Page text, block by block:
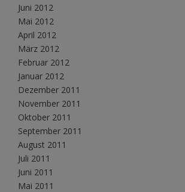
Juni 2012
Mai 2012
April 2012
März 2012
Februar 2012
Januar 2012
Dezember 2011
November 2011
Oktober 2011
September 2011
August 2011
Juli 2011
Juni 2011
Mai 2011